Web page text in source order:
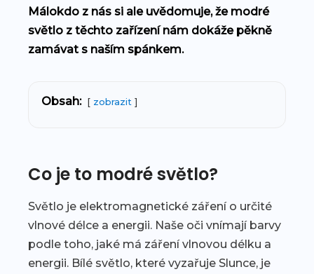
Málokdo z nás si ale uvědomuje, že modré
světlo z těchto zařízení nám dokáže pěkně
zamávat s naším spánkem.
Obsah: zobrazit
Co je to modré světlo?
Světlo je elektromagnetické záření o určité
vlnové délce a energii. Naše oči vnímají barvy
podle toho, jaké má záření vlnovou délku a
energii. Bílé světlo, které vyzařuje Slunce, je